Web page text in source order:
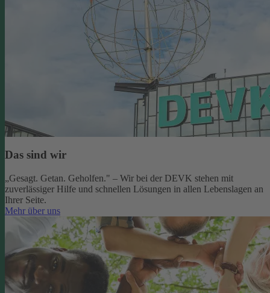
Das sind wir
„Gesagt. Getan. Geholfen." – Wir bei der DEVK stehen mit
zuverlässiger Hilfe und schnellen Lösungen in allen Lebenslagen an
Ihrer Seite.
Mehr über uns